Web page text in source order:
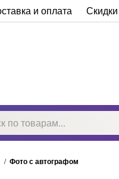
и оплата Скидки
/ Фото с автографом